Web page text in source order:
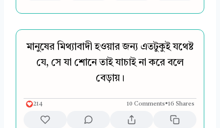
মানুষের মিথ্যাবাদী হওয়ার জন্য এতটুকুই যথেষ্ট
যে, সে যা শোনে তাই যাচাই না করে বলে
বেড়ায়।
214 10 Comments•16 Shares